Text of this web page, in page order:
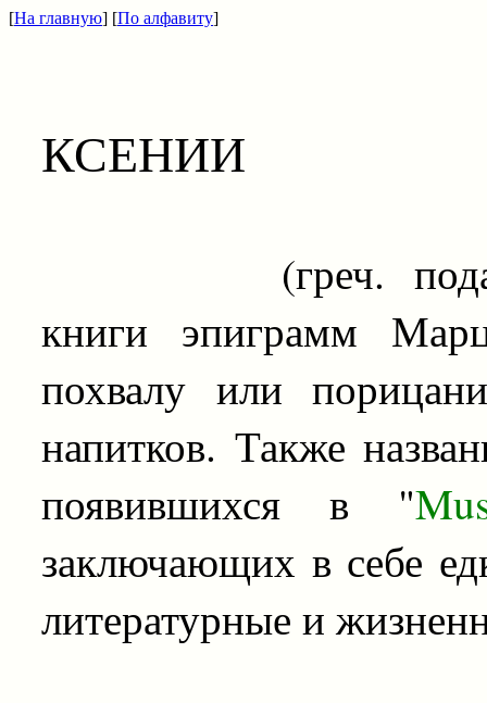
[На главную] [По алфавиту]
КСЕНИИ
(греч. подарки
книги эпиграмм
похвалу или
напитков. Также
появившихся в "
заключающих в себе
литературные и